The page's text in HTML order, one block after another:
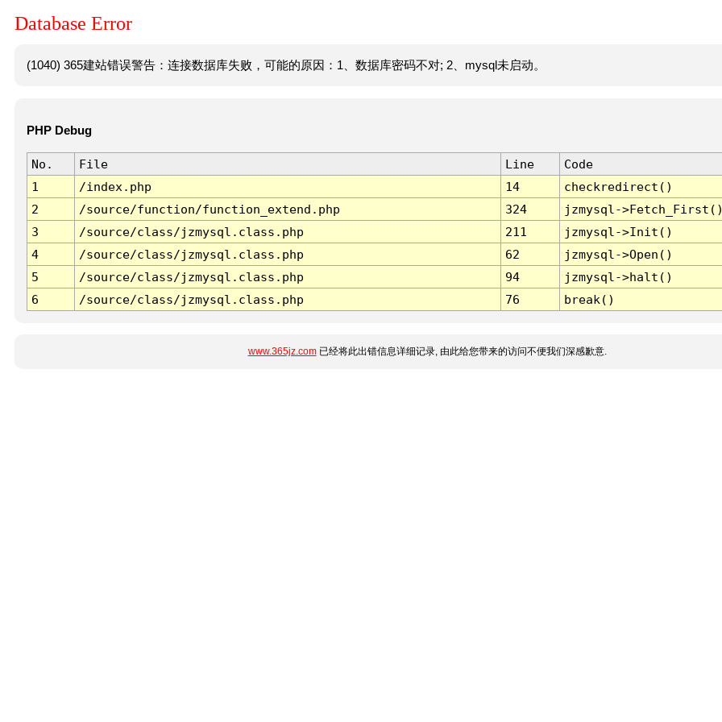
Database Error
(1040) 365建站错误警告：连接数据库失败，可能的原因：1、数据库密码不对; 2、mysql未启动。
PHP Debug
No. File Line
Code
1
/index.php 14
checkredirect()
2
/source/function/function_extend.php 324
jzmysql-
3
/source/class/jzmysql.class.php 211
jzmysql->Init()
4
/source/class/jzmysql.class.php 62
jzmysql->Open()
5
/source/class/jzmysql.class.php 94
jzmysql->halt()
6
/source/class/jzmysql.class.php 76 break()
www.365jz.com已经将此出错信息详细记录, 由此给您带来的访问不便我们深感歉意.